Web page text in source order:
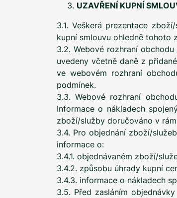
UZAVŘENÍ KUPNÍ
3.1. Veškerá prezentace
kupní smlouvu ohledně tohoto
3.2. Webové rozhraní
uvedeny včetně daně z
ve webovém rozhraní
podmínek.
3.3. Webové rozhraní
Informace o nákladech
zboží/služby doručováno v
3.4. Pro objednání zboží/
informace o:
3.4.1. objednávaném zboží/
3.4.2. způsobu úhrady kupní
3.4.3. informace o nákladech
3.5. Před zasláním